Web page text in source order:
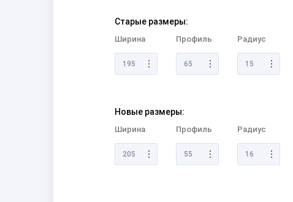
Старые размеры:
Ширина
195
Профиль
65
Радиус
15
Новые размеры:
Ширина
205
Профиль
55
Радиус
16